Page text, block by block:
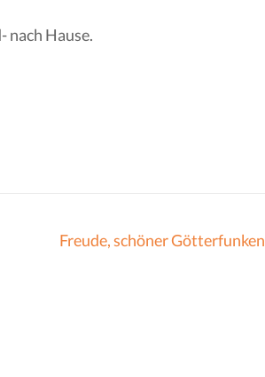
nach Hause.
Freude, schöner Götterfunken